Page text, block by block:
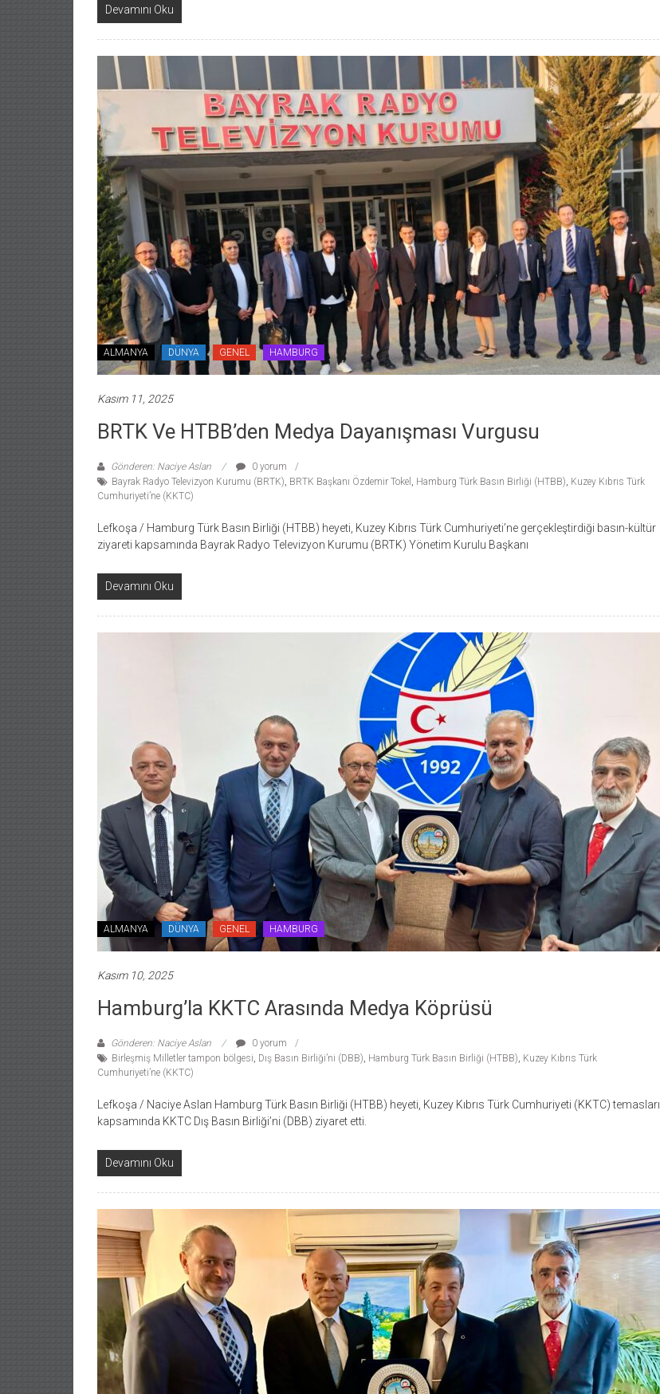
Devamını Oku
ALMANYA DÜNYA GENEL HAMBURG
Kasım 11, 2025
BRTK Ve HTBB’den Medya Dayanışması Vurgusu
Gönderen: Naciye Aslan
0 yorum
Bayrak Radyo Televizyon Kurumu (BRTK), BRTK Başkanı Özdemir Tokel , Hamburg Türk Basın Birliği (HTBB), Kuzey Kıbrıs Türk
Cumhuriyeti’ne (KKTC)
Lefkoşa / Hamburg Türk Basın Birliği (HTBB) heyeti, Kuzey Kıbrıs Türk Cumhuriyeti’ne gerçekleştirdiği basın-kültür
ziyareti kapsamında Bayrak Radyo Televizyon Kurumu (BRTK) Yönetim Kurulu Başkanı
Devamını Oku
ALMANYA DÜNYA GENEL HAMBURG
Kasım 10, 2025
Hamburg’la KKTC Arasında Medya Köprüsü
Gönderen: Naciye Aslan
0 yorum
Birleşmiş Milletler tampon bölgesi, Dış Basın Birliği’ni (DBB), Hamburg Türk Basın Birliği (HTBB), Kuzey Kıbrıs Türk
Cumhuriyeti’ne (KKTC)
Lefkoşa / Naciye Aslan Hamburg Türk Basın Birliği (HTBB) heyeti, Kuzey Kıbrıs Türk Cumhuriyeti (KKTC) temasları
kapsamında KKTC Dış Basın Birliği’ni (DBB) ziyaret etti.
Devamını Oku